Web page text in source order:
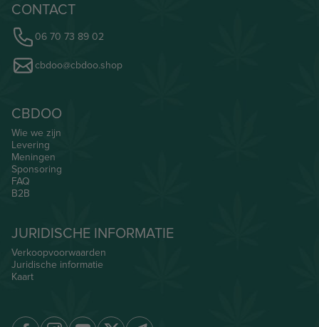
CONTACT
06 70 73 89 02
cbdoo@cbdoo.shop
CBDOO
Wie we zijn
Levering
Meningen
Sponsoring
FAQ
B2B
JURIDISCHE INFORMATIE
Verkoopvoorwaarden
Juridische informatie
Kaart